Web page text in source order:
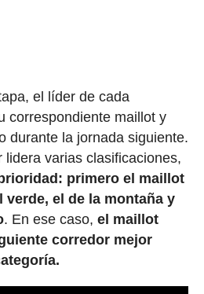
el líder de cada
correspondiente maillot y
durante la jornada siguiente.
lidera varias clasificaciones,
primero el maillot
verde, el de la montaña y
. En ese caso, el maillot
corredor mejor